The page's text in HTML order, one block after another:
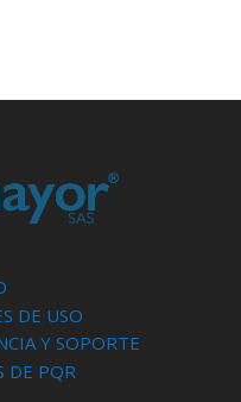
DE USO
Y SOPORTE
DE PQR